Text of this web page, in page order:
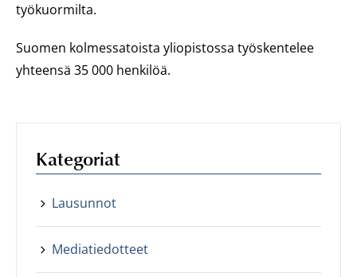
työkuormilta.
Suomen kolmessatoista yliopistossa työskentelee
yhteensä 35 000 henkilöä.
Kategoriat
Lausunnot
Mediatiedotteet